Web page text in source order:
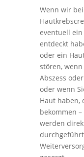
Wenn wir
eventuell
entdeckt
oder ein
stören,
Abszess
oder wenn
Haut haben,
bekommen
werden